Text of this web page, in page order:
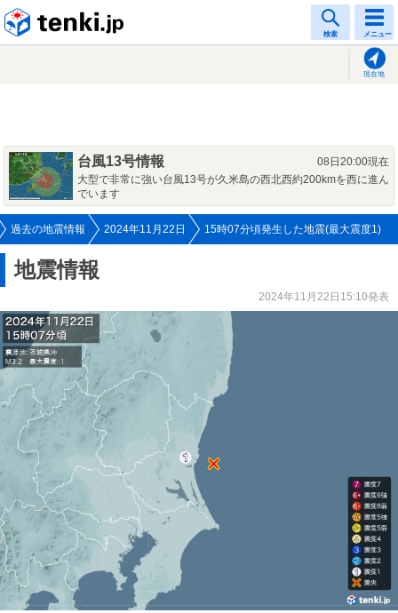
検索 メニュー
現在地
台風13号情報
08日20:00現在
大型で非常に強い台風13号が久米島の西北西約200kmを西に進ん
でいます
過去の地震情報 2024年11月22日 15時07分頃発生した地震(最大震度1)
地震情報
2024年11月22日15:10発表